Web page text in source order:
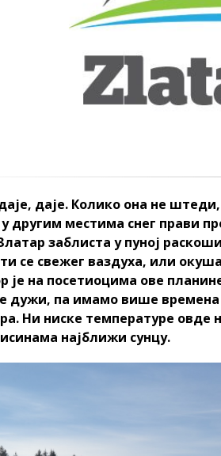
даје. Колико она не
другим местима снег прави
заблиста у пуној
се свежег ваздуха, или
је на посетиоцима ове
дужи, па имамо више
Ни ниске температуре овде
најближи сунцу.